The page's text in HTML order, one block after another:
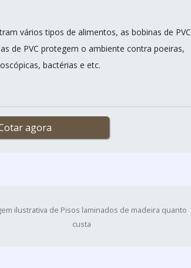
vários tipos de alimentos, as bobinas de PVC
de PVC protegem o ambiente contra poeiras,
bactérias e etc.
agora
ilustrativa de Pisos laminados de madeira quanto
custa